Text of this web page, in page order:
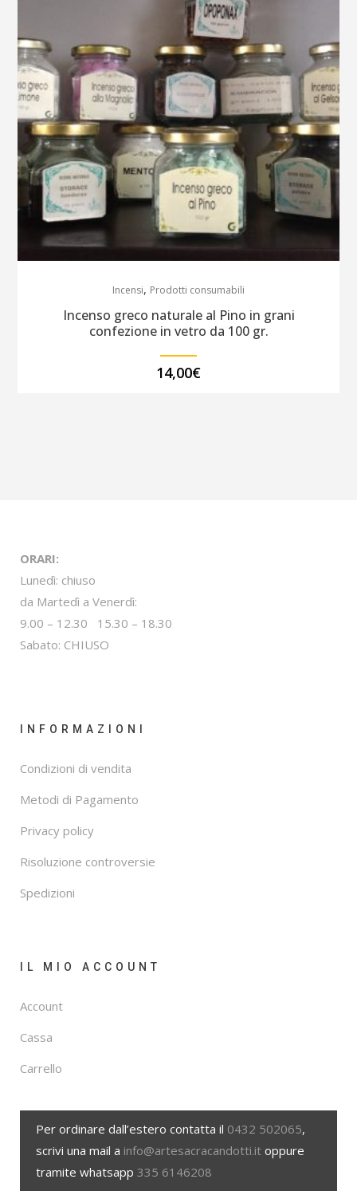
Incensi, Prodotti consumabili
Incenso greco naturale al Pino in grani
confezione in vetro da 100 gr.
14,00€
ORARI:
Lunedì: chiuso
da Martedì a Venerdì:
9.00 – 12.30 15.30 – 18.30
Sabato: CHIUSO
INFORMAZIONI
Condizioni di vendita
Metodi di Pagamento
Privacy policy
Risoluzione controversie
Spedizioni
IL MIO ACCOUNT
Account
Cassa
Carrello
Per ordinare dall’estero contatta il 0432 502065,
scrivi una mail a info@artesacracandotti.it oppure
tramite whatsapp 335 6146208